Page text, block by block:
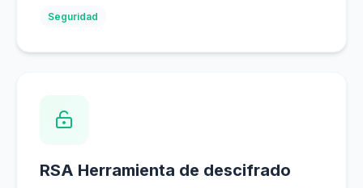
Seguridad
RSA Herramienta de descifrado